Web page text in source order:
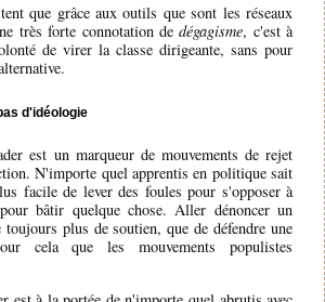
que grâce aux outils que sont les réseaux
très forte connotation dedégagisme, c'est à
de virer la classe dirigeante, sans pour
d'idéologie
est un marqueur de mouvements de rejet
N'importe quel apprentis en politique sait
facile de lever des foules pour s'opposer à
bâtir quelque chose. Aller dénoncer un
toujours plus de soutien, que de défendre une
cela que les mouvements populistes